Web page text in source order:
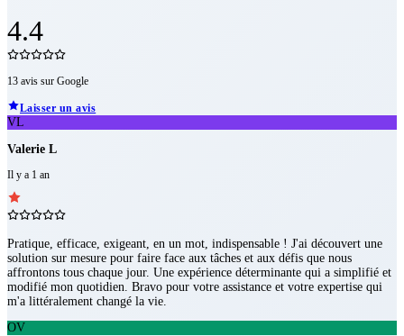
4.4
13 avis sur Google
Laisser un avis
VL
Valerie L
Il y a 1 an
Pratique, efficace, exigeant, en un mot, indispensable ! J'ai découvert une
solution sur mesure pour faire face aux tâches et aux défis que nous
affrontons tous chaque jour. Une expérience déterminante qui a simplifié et
modifié mon quotidien. Bravo pour votre assistance et votre expertise qui
m'a littéralement changé la vie.
OV